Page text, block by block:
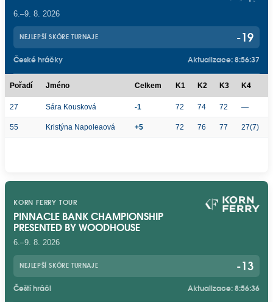
6.–9. 8. 2026
NEJLEPŠÍ SKÓRE TURNAJE -19
České hráčky Aktualizace: 8:56:37
Pořadí Jméno Celkem K1 K2 K3 K4
27 Sára Kousková -1 72 74 72 —
55 Kristýna Napoleaová +5 72 76 77 27(7)
KORN FERRY TOUR
PINNACLE BANK CHAMPIONSHIP
PRESENTED BY WOODHOUSE
6.–9. 8. 2026
NEJLEPŠÍ SKÓRE TURNAJE -13
Čeští hráči Aktualizace: 8:56:36